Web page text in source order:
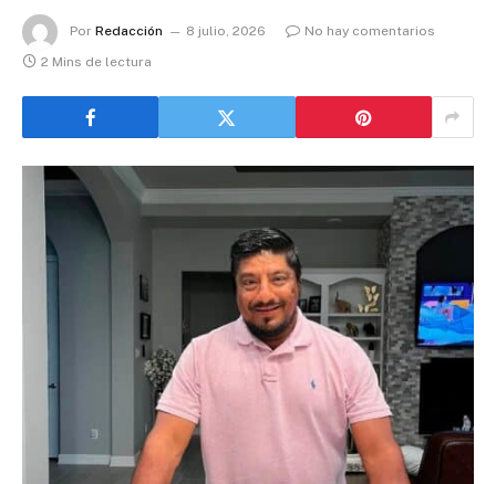
Por Redacción 8 julio, 2026
No hay comentarios
2 Mins de lectura